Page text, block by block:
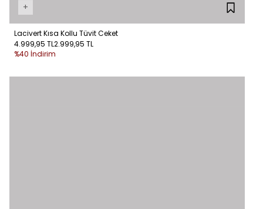
+
Lacivert Kısa Kollu Tüvit Ceket
4.999,95 TL2.999,95 TL
%40 İndirim